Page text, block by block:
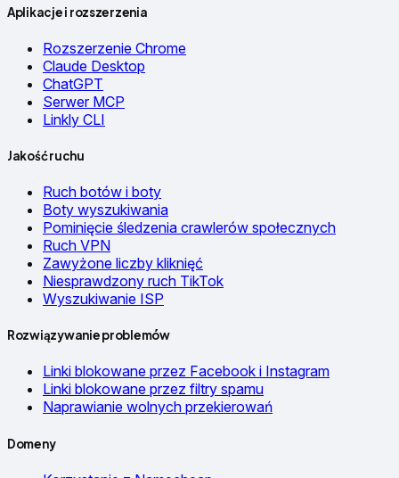
Aplikacje i rozszerzenia
Rozszerzenie Chrome
Claude Desktop
ChatGPT
Serwer MCP
Linkly CLI
Jakość ruchu
Ruch botów i boty
Boty wyszukiwania
Pominięcie śledzenia crawlerów społecznych
Ruch VPN
Zawyżone liczby kliknięć
Niesprawdzony ruch TikTok
Wyszukiwanie ISP
Rozwiązywanie problemów
Linki blokowane przez Facebook i Instagram
Linki blokowane przez filtry spamu
Naprawianie wolnych przekierowań
Domeny